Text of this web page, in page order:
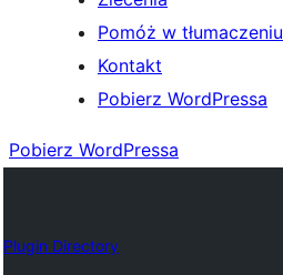
Pomóż w tłumaczeniu
Kontakt
Pobierz WordPressa
Pobierz WordPressa
Plugin Directory